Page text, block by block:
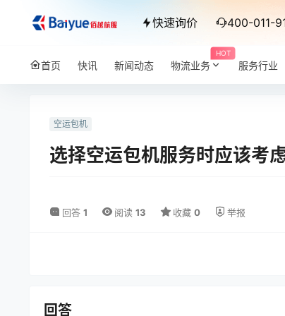
快速询价 400-011-
首页 快讯 新闻动态
HOT
物流业务 服务行业
空运包机
选择空运包机服务时应该考
回答 1 阅读 13 收藏 0 举报
回答